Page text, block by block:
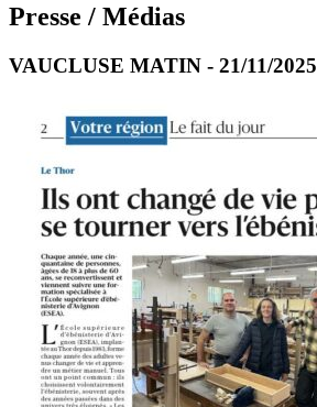
Presse / Médias
VAUCLUSE MATIN - 21/11/2025